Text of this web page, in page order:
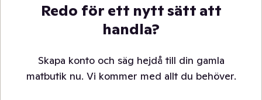
Redo för ett nytt sätt att
handla?
Skapa konto och säg hejdå till din gamla
matbutik nu. Vi kommer med allt du behöver.